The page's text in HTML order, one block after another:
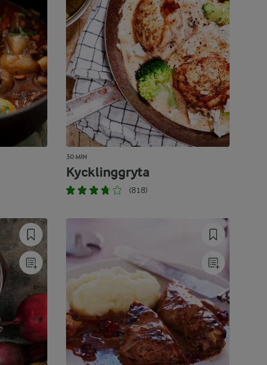
30 MIN
Kycklinggryta
(818)